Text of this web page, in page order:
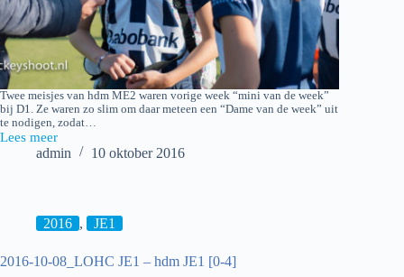
Twee meisjes van hdm ME2 waren vorige week “mini van de week”
bij D1. Ze waren zo slim om daar meteen een “Dame van de week” uit
te nodigen, zodat…
Lees meer
2016-
[2-
admin 10 oktober 2016
2016 , JE1
2016-10-08_LOHC JE1 – hdm JE1 [0-4]